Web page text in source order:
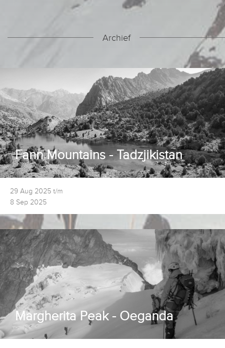
Archief
Fann Mountains - Tadzjikistan
29 Aug 2025 t/m
8 Sep 2025
Margherita Peak - Oeganda